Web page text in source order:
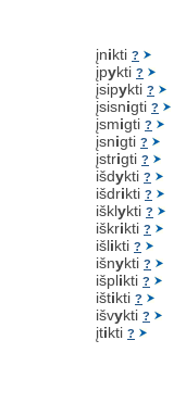
įnikti ?
įpykti ?
įsipykti ?
įsisnigti ?
įsmigti ?
įsnigti ?
įstrigti ?
išdykti ?
išdrikti ?
išklykti ?
iškrikti ?
išlikti ?
išnykti ?
išplikti ?
ištikti ?
išvykti ?
įtikti ?